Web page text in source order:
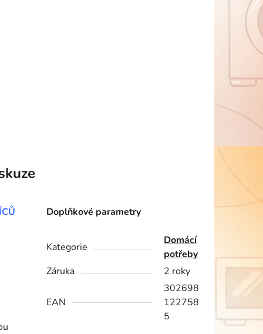
Doplňkové parametry
Kategorie
Domácí
potřeby
Záruka
2 roky
EAN
302698
122758
5